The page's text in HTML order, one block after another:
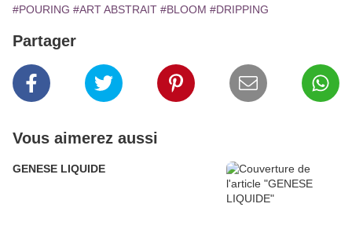
#POURING #ART ABSTRAIT #BLOOM #DRIPPING
Partager
Vous aimerez aussi
GENESE LIQUIDE